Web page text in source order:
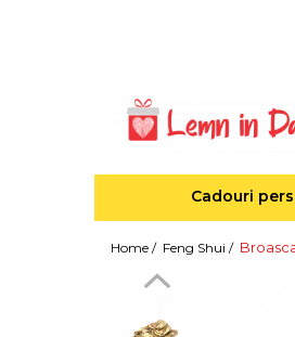
Agende din lemn
Decoratiuni pentru cei dragi
Cadouri
Home / Feng Shui /